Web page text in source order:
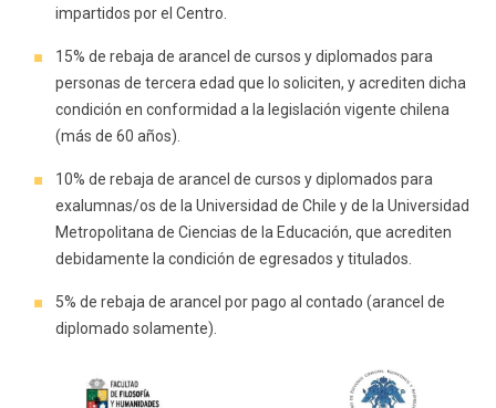
impartidos por el Centro.
15% de rebaja de arancel de cursos y diplomados para
personas de tercera edad que lo soliciten, y acrediten dicha
condición en conformidad a la legislación vigente chilena
(más de 60 años).
10% de rebaja de arancel de cursos y diplomados para
exalumnas/os de la Universidad de Chile y de la Universidad
Metropolitana de Ciencias de la Educación, que acrediten
debidamente la condición de egresados y titulados.
5% de rebaja de arancel por pago al contado (arancel de
diplomado solamente).